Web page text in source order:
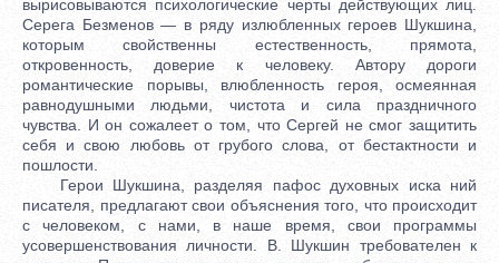
вырисовываются психологические черты действующих лиц.
Серега Безменов — в ряду излюбленных героев Шукшина,
которым свойственны естественность, прямота,
откровенность, доверие к человеку. Автору дороги
романтические порывы, влюбленность героя, осмеянная
равнодушными людьми, чистота и сила праздничного
чувства. И он сожалеет о том, что Сергей не смог защитить
себя и свою любовь от грубого слова, от бестактности и
пошлости.
Герои Шукшина, разделяя пафос духовных иска ний
писателя, предлагают свои объяснения того, что происходит
с человеком, с нами, в наше время, свои программы
усовершенствования личности. В. Шукшин требователен к